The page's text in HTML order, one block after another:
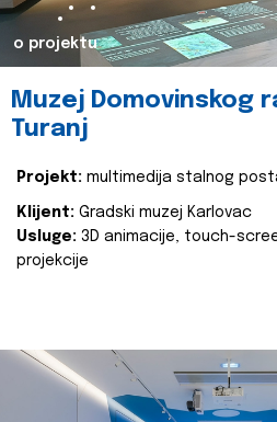
o projektu
Muzej Domovinskog
Turanj
Projekt: multimedija stalnog
Klijent: Gradski muzej Karlovac
Usluge: 3D animacije, touch-
projekcije